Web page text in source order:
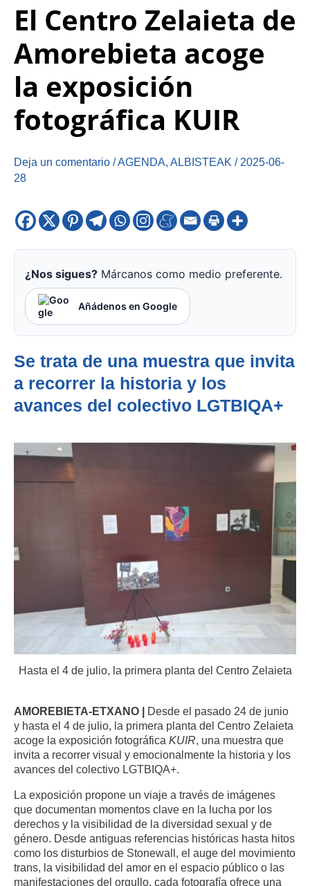
El Centro Zelaieta de
Amorebieta acoge
la exposición
fotográfica KUIR
Deja un comentario /AGENDA, ALBISTEAK / 2025-06-
28
¿Nos sigues? Márcanos como medio preferente.
Añádenos en Google
Se trata de una muestra que invita
a recorrer la historia y los
avances del colectivo LGTBIQA+
Hasta el 4 de julio, la primera planta del Centro Zelaieta
AMOREBIETA-ETXANO | Desde el pasado 24 de junio
y hasta el 4 de julio, la primera planta del Centro Zelaieta
acoge la exposición fotográfica KUIR, una muestra que
invita a recorrer visual y emocionalmente la historia y los
avances del colectivo LGTBIQA+.
La exposición propone un viaje a través de imágenes
que documentan momentos clave en la lucha por los
derechos y la visibilidad de la diversidad sexual y de
género. Desde antiguas referencias históricas hasta hitos
como los disturbios de Stonewall, el auge del movimiento
trans, la visibilidad del amor en el espacio público o las
manifestaciones del orgullo, cada fotografía ofrece una